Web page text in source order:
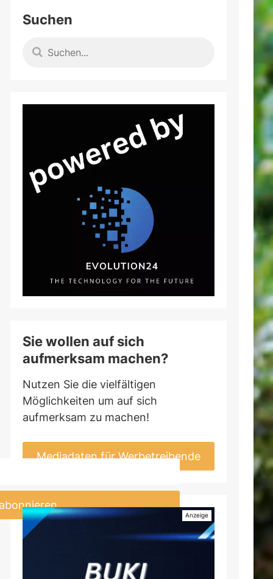
Küche gerade jetzt so spannend?
bevor du Kaffee als Zutat nutzt?
praktisch um – Schritt für
zeigen, wie Kaffee deftig
– wie klappt der Umstieg
als ein Getränk: Das aromatische
Gerichten überraschende Tiefe,
Wer gern experimentiert, entdeckt
für Saucen,
herzhaften Küche
der Tasse in den Kochtopf, weil er
wecken. Seine Tiefe, Bitternoten
Star in herzhaften Gerichten –
garantiert nicht vergisst.
Kaffee nicht nur munter, sondern
ist wie Heavy Metal für deine
Suchen
Sie wollen auf sich
aufmerksam machen?
Nutzen Sie die vielfältigen
Möglichkeiten um auf sich
aufmerksam zu machen!
Mediadaten für Werbetreibende